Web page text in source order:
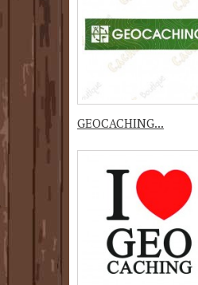
GEOCACHING...